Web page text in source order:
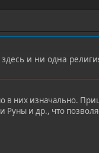
здесь и ни одна
в них изначально.
и др., что